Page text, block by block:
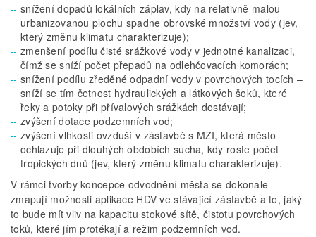
snížení dopadů lokálních záplav, kdy na relativně malou
urbanizovanou plochu spadne obrovské množství vody (jev,
který změnu klimatu charakterizuje);
zmenšení podílu čisté srážkové vody v jednotné kanalizaci,
čímž se sníží počet přepadů na odlehčovacích komorách;
snížení podílu zředěné odpadní vody v povrchových tocích –
sníží se tím četnost hydraulických a látkových šoků, které
řeky a potoky při přívalových srážkách dostávají;
zvýšení dotace podzemních vod;
zvýšení vlhkosti ovzduší v zástavbě s MZI, která město
ochlazuje při dlouhých obdobích sucha, kdy roste počet
tropických dnů (jev, který změnu klimatu charakterizuje).
V rámci tvorby koncepce odvodnění města se dokonale
zmapují možnosti aplikace HDV ve stávající zástavbě a to, jaký
to bude mít vliv na kapacitu stokové sítě, čistotu povrchových
toků, které jím protékají a režim podzemních vod.